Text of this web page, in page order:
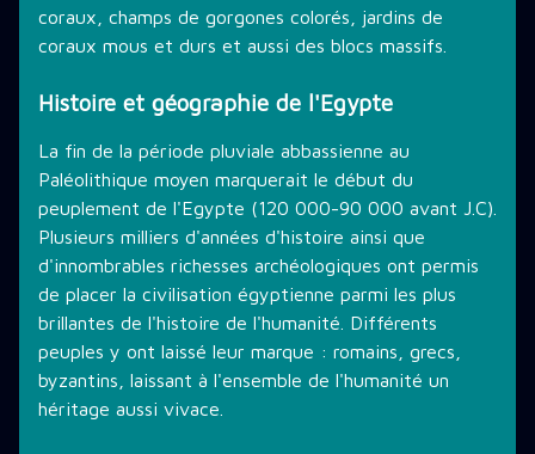
coraux, champs de gorgones colorés, jardins de
coraux mous et durs et aussi des blocs massifs.
Histoire et géographie de l'Egypte
La fin de la période pluviale abbassienne au
Paléolithique moyen marquerait le début du
peuplement de l'Egypte (120 000-90 000 avant J.C).
Plusieurs milliers d'années d'histoire ainsi que
d'innombrables richesses archéologiques ont permis
de placer la civilisation égyptienne parmi les plus
brillantes de l'histoire de l'humanité. Différents
peuples y ont laissé leur marque : romains, grecs,
byzantins, laissant à l'ensemble de l'humanité un
héritage aussi vivace.